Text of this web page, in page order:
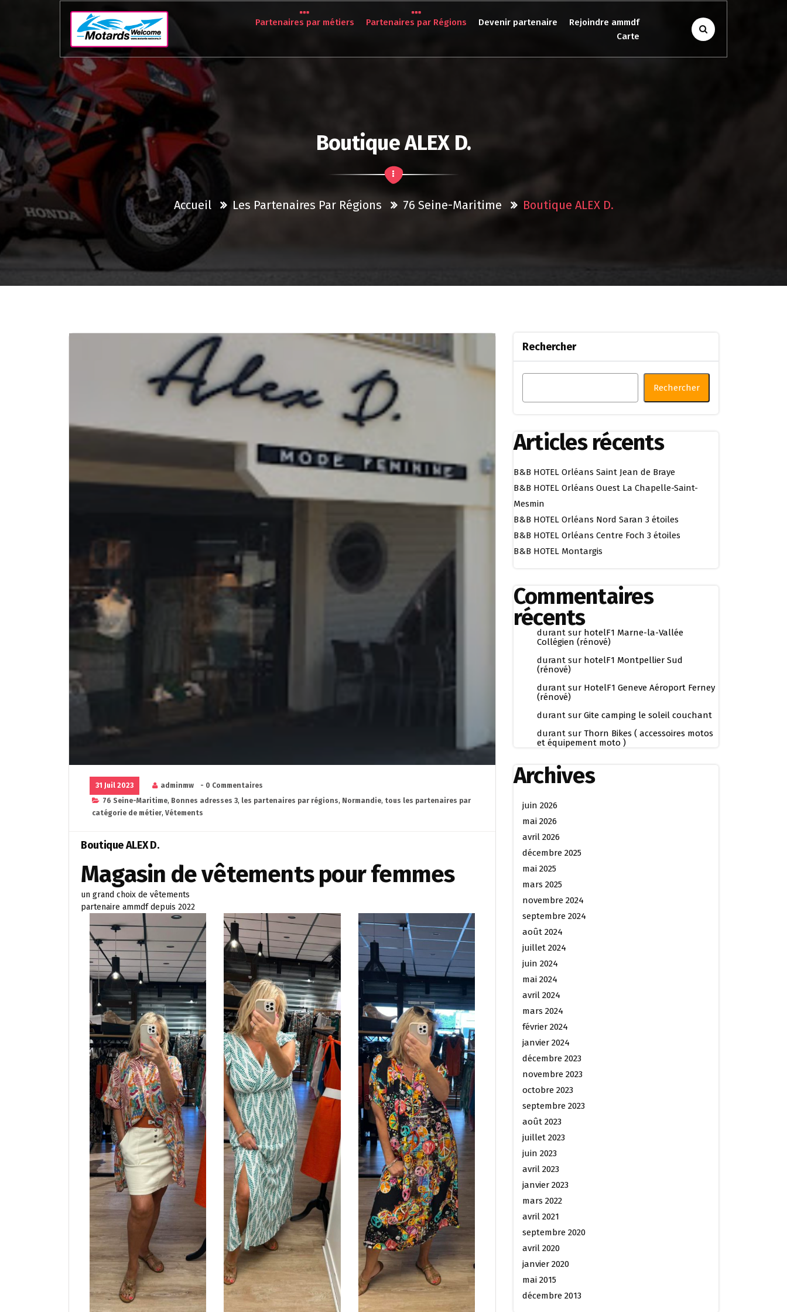
Partenaires par métiers Partenaires par Régions Devenir partenaire
Rejoindre ammdf
Carte
Boutique ALEX D.
Accueil Les Partenaires Par Régions 76 Seine-Maritime Boutique ALEX D.
31 Juil 2023 adminmw
- 0 Commentaires
76 Seine-Maritime, Bonnes adresses 3, les partenaires par régions, Normandie, tous les partenaires par
catégorie de métier, Vétements
Boutique ALEX D.
Magasin de vêtements pour femmes
un grand choix de vêtements
partenaire ammdf depuis 2022
Rechercher
Rechercher
Articles récents
B&B HOTEL Orléans Saint Jean de Braye
B&B HOTEL Orléans Ouest La Chapelle-Saint-
Mesmin
B&B HOTEL Orléans Nord Saran 3 étoiles
B&B HOTEL Orléans Centre Foch 3 étoiles
B&B HOTEL Montargis
Commentaires
récents
durant sur hotelF1 Marne-la-Vallée
Collégien (rénové)
durant sur hotelF1 Montpellier Sud
(rénové)
durant sur HotelF1 Geneve Aéroport Ferney
(rénové)
durant sur Gite camping le soleil couchant
durant sur Thorn Bikes ( accessoires motos
et équipement moto )
Archives
juin 2026
mai 2026
avril 2026
décembre 2025
mai 2025
mars 2025
novembre 2024
septembre 2024
août 2024
juillet 2024
juin 2024
mai 2024
avril 2024
mars 2024
février 2024
janvier 2024
décembre 2023
novembre 2023
octobre 2023
septembre 2023
août 2023
juillet 2023
juin 2023
avril 2023
janvier 2023
mars 2022
avril 2021
septembre 2020
avril 2020
janvier 2020
mai 2015
décembre 2013